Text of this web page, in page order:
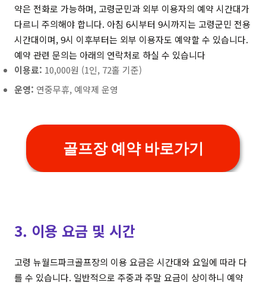
약은 전화로 가능하며, 고령군민과 외부 이용자의 예약 시간대가
다르니 주의해야 합니다. 아침 6시부터 9시까지는 고령군민 전용
시간대이며, 9시 이후부터는 외부 이용자도 예약할 수 있습니다.
예약 관련 문의는 아래의 연락처로 하실 수 있습니다
이용료: 10,000원 (1인, 72홀 기준)
운영: 연중무휴, 예약제 운영
골프장 예약 바로가기
3. 이용 요금 및 시간
고령 뉴월드파크골프장의 이용 요금은 시간대와 요일에 따라 다
를 수 있습니다. 일반적으로 주중과 주말 요금이 상이하니 예약